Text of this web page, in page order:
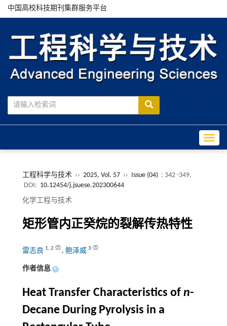
中国高校科技期刊集群服务平台
工程科学与技术 ›› 2025, Vol. 57 ›› Issue (04) : 342 -349.
DOI: 10.12454/j.jsuese.202300644
化学工程与技术
矩形管内正癸烷的裂解传热特性
雷志良 1, 2 , 鲍泽威 3
作者信息 +
Heat Transfer Characteristics of n-
Decane During Pyrolysis in a